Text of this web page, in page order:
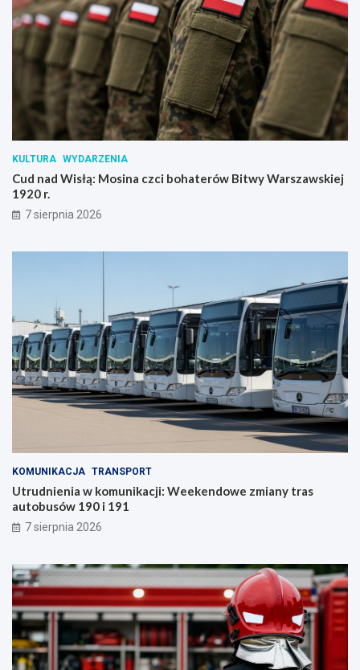
KULTURA WYDARZENIA
Cud nad Wisłą: Mosina czci bohaterów Bitwy Warszawskiej
1920 r.
7 sierpnia 2026
KOMUNIKACJA TRANSPORT
Utrudnienia w komunikacji: Weekendowe zmiany tras
autobusów 190 i 191
7 sierpnia 2026